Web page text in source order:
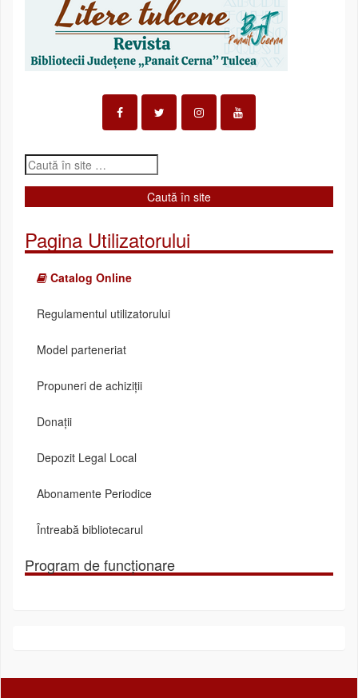
Pagina Utilizatorului
Catalog Online
Regulamentul utilizatorului
Model parteneriat
Propuneri de achiziții
Donații
Depozit Legal Local
Abonamente Periodice
Întreabă bibliotecarul
Program de funcționare